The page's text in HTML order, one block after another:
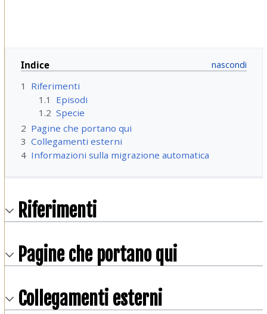
Indice
1
Riferimenti
1.1
Episodi
1.2 Specie
2 Pagine che portano qui
3 Collegamenti esterni
4 Informazioni sulla migrazione automatica
Riferimenti
Pagine che portano qui
Collegamenti esterni